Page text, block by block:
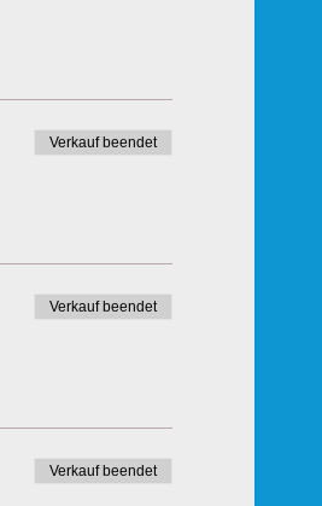
Verkauf beendet
Verkauf beendet
Verkauf beendet